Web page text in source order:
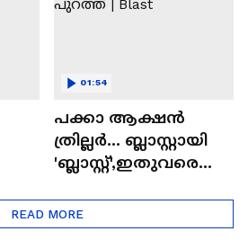
പക്കാ ആക്ഷൻ
ത്രില്ലർ... ബ്ലാസ്റ്റായി
'ബ്ലാസ്റ്റ്',ഇതുവരെയു
റിപ്പോർട്ട് പുറത്ത് |
Blast
01:54
READ MORE